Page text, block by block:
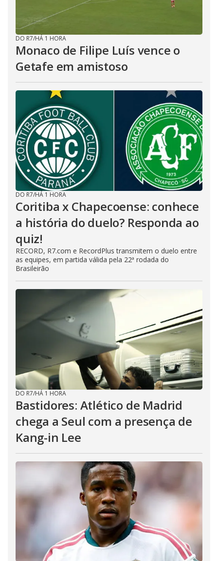
DO R7/HÁ 1 HORA
Monaco de Filipe Luís vence o
Getafe em amistoso
DO R7/HÁ 1 HORA
Coritiba x Chapecoense: conhece
a história do duelo? Responda ao
quiz!
RECORD, R7.com e RecordPlus transmitem o duelo entre
as equipes, em partida válida pela 22ª rodada do
Brasileirão
DO R7/HÁ 1 HORA
Bastidores: Atlético de Madrid
chega a Seul com a presença de
Kang-in Lee